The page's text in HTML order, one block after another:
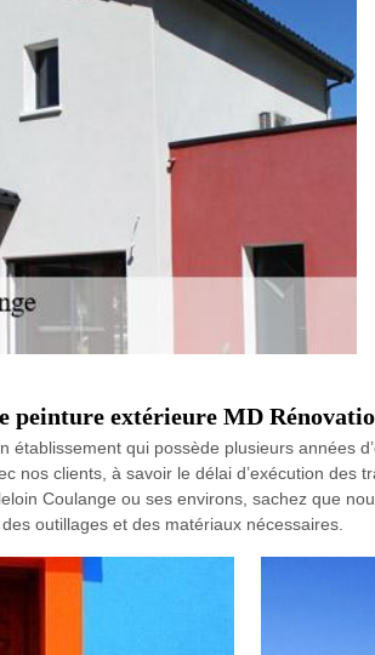
peinture extérieure MD
établissement qui possède plusieurs années
nos clients, à savoir le délai d’exécution des
Coulange ou ses environs, sachez que
outillages et des matériaux nécessaires.